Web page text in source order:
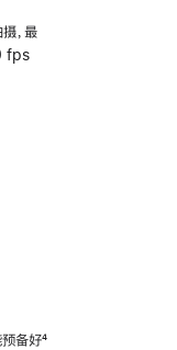
，最
fps
备好4